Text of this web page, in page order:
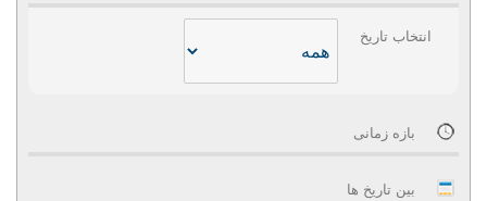
انتخاب تاریخ
بازه زمانی
بین تاریخ ها